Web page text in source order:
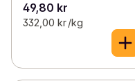
49,80 kr
332,00 kr /kg